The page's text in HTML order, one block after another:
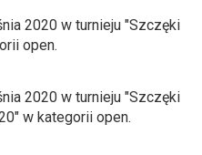
2020 w turnieju "Szczęki
open.
2020 w turnieju "Szczęki
w kategorii open.